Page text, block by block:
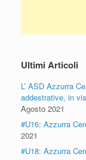
Ultimi Articoli
L’ ASD Azzurra
addestrative, in
Agosto 2021
#U16: Azzurra
2021
#U18: Azzurra